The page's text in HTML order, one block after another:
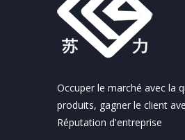
Occuper le marché avec la
produits, gagner le client
Réputation d'entreprise